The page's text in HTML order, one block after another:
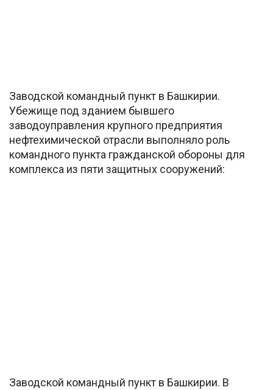
Заводской командный пункт в Башкирии.
Убежище под зданием бывшего
заводоуправления крупного предприятия
нефтехимической отрасли выполняло роль
командного пункта гражданской обороны для
комплекса из пяти защитных сооружений:
Заводской командный пункт в Башкирии. В